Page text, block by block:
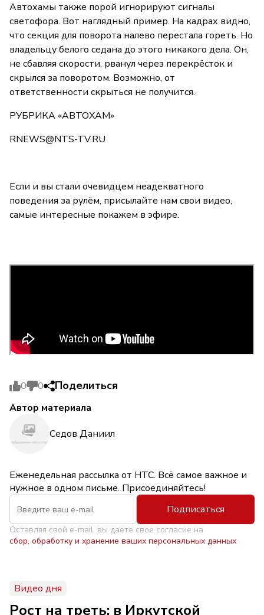
Автохамы также порой игнорируют сигналы
светофора. Вот наглядный пример. На кадрах видно,
что секция для поворота налево перестала гореть. Но
владельцу белого седана до этого никакого дела. Он,
не сбавляя скорости, рванул через перекрёсток и
скрылся за поворотом. Возможно, от
ответственности скрыться не получится.
РУБРИКА «АВТОХАМ»
RNEWS@NTS-TV.RU
Если и вы стали очевидцем неадекватного
поведения за рулём, присылайте нам свои видео,
самые интересные покажем в эфире.
0 0 Поделиться
Автор материала
Седов Даниил
Еженедельная рассылка от НТС. Всё самое важное и
нужное в одном письме. Присоединяйтесь!
Подписаться
Оставляя свой e-mail, вы даете свое согласие на
сбор, обработку и хранение ваших персональных данных
Видео дня
Рост на треть: в Иркутской